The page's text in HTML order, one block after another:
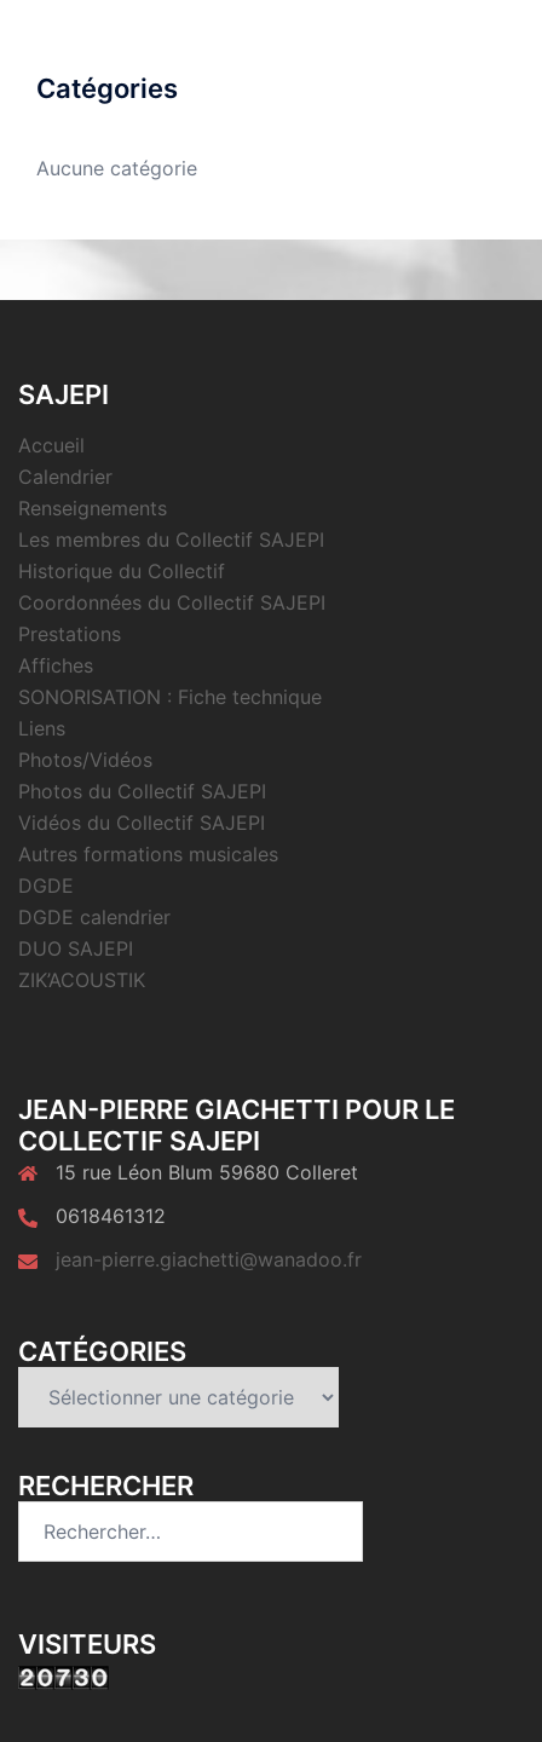
Catégories
Aucune catégorie
SAJEPI
Accueil
Calendrier
Renseignements
Les membres du Collectif SAJEPI
Historique du Collectif
Coordonnées du Collectif SAJEPI
Prestations
Affiches
SONORISATION : Fiche technique
Liens
Photos/Vidéos
Photos du Collectif SAJEPI
Vidéos du Collectif SAJEPI
Autres formations musicales
DGDE
DGDE calendrier
DUO SAJEPI
ZIK’ACOUSTIK
JEAN-PIERRE GIACHETTI POUR LE
COLLECTIF SAJEPI
15 rue Léon Blum 59680 Colleret
0618461312
jean-pierre.giachetti@wanadoo.fr
CATÉGORIES
RECHERCHER
VISITEURS